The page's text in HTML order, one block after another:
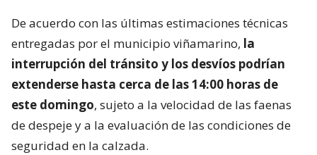
De acuerdo con las últimas estimaciones técnicas
entregadas por el municipio viñamarino, la
interrupción del tránsito y los desvíos podrían
extenderse hasta cerca de las 14:00 horas de
este domingo, sujeto a la velocidad de las faenas
de despeje y a la evaluación de las condiciones de
seguridad en la calzada.